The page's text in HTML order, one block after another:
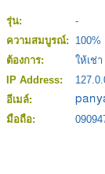
รุ่น:
-
ความสมบูรณ์:
100%
ต้องการ:
ให้เช่า
IP Address:
อีเมล์:
มือถือ: